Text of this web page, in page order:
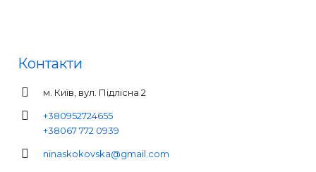
Контакти
м. Київ, вул. Підлісна 2
+380952724655
+38067 772 0939
ninaskokovska@gmail.com